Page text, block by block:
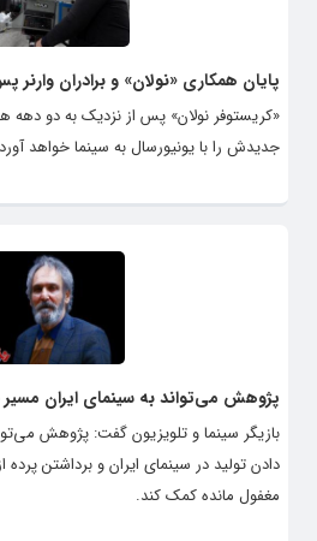
پایان همکاری «نولان» و برادران وارنر
«کریستوفر نولان» پس از نزدیک به دو دهه
جدیدش را با یونیورسال به سینما خواهد
پژوهش می‌تواند به سینمای ایران
بازیگر سینما و تلویزیون گفت: پژوهش
دادن تولید در سینمای ایران و برداشتن پرده
مغفول مانده‌ کمک کند.